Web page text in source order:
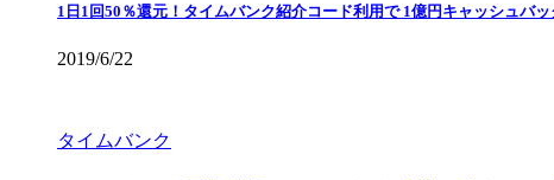
1日1回50％還元！タイムバンク紹介コード利用で 1億円キャッシュバッ
2019/6/22
タイムバンク